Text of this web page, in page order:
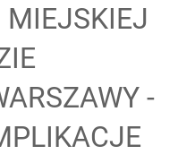
MIEJSKIEJ
-